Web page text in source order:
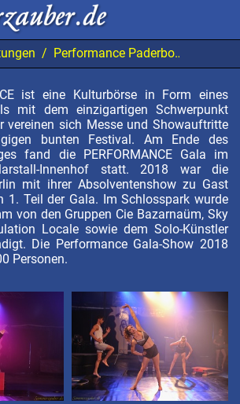
Performance Paderborn 2018 Gala
ist eine Kulturbörse in Form eines
mit dem einzigartigen Schwerpunkt
vereinen sich Messe und Showauftritte
bunten Festival. Am Ende des
fand die PERFORMANCE Gala im
Innenhof statt. 2018 war die
mit ihrer Absolventenshow zu Gast
1. Teil der Gala. Im Schlosspark wurde
von den Gruppen Cie Bazarnaüm, Sky
Locale sowie dem Solo-Künstler
Die Performance Gala-Show 2018
Personen.